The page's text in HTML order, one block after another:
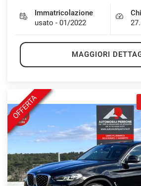
Immatricolazione
usato - 01/2022
MAGGIORI
OFFERTA